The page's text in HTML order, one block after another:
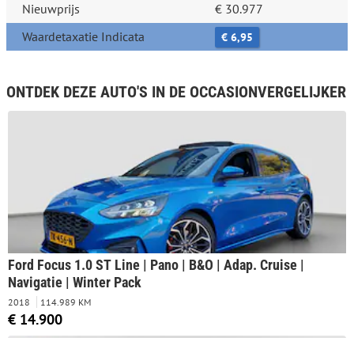
Nieuwprijs
€ 30.977
Waardetaxatie Indicata
€ 6,95
ONTDEK DEZE AUTO'S IN DE OCCASIONVERGELIJKER
Ford Focus 1.0 ST Line | Pano | B&O | Adap. Cruise |
Navigatie | Winter Pack
2018 114.989 KM
€ 14.900